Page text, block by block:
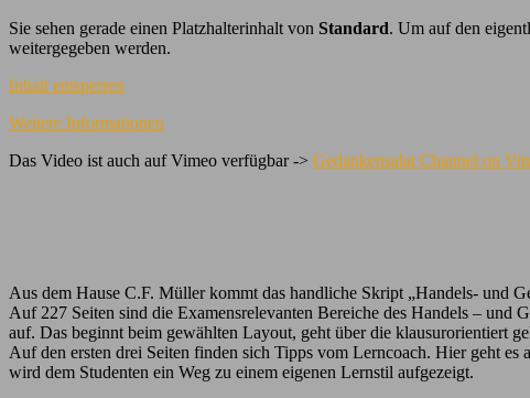
Sie sehen gerade einen Platzhalterinhalt von Standard. Um auf den
weitergegeben werden.
Inhalt entsperren
Weitere Informationen
Das Video ist auch auf Vimeo verfügbar -> Gedankensalat Channel on
Aus dem Hause C.F. Müller kommt das handliche Skript „Handels- und
Auf 227 Seiten sind die Examensrelevanten Bereiche des Handels – und
auf. Das beginnt beim gewählten Layout, geht über die klausurorientiert
Auf den ersten drei Seiten finden sich Tipps vom Lerncoach. Hier geht
wird dem Studenten ein Weg zu einem eigenen Lernstil aufgezeigt.